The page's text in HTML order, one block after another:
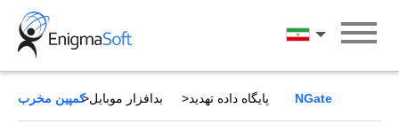
Skip
content
فارسی
پایگاه داده تهدید بدافزار موبایل کمپین مخرب NGate